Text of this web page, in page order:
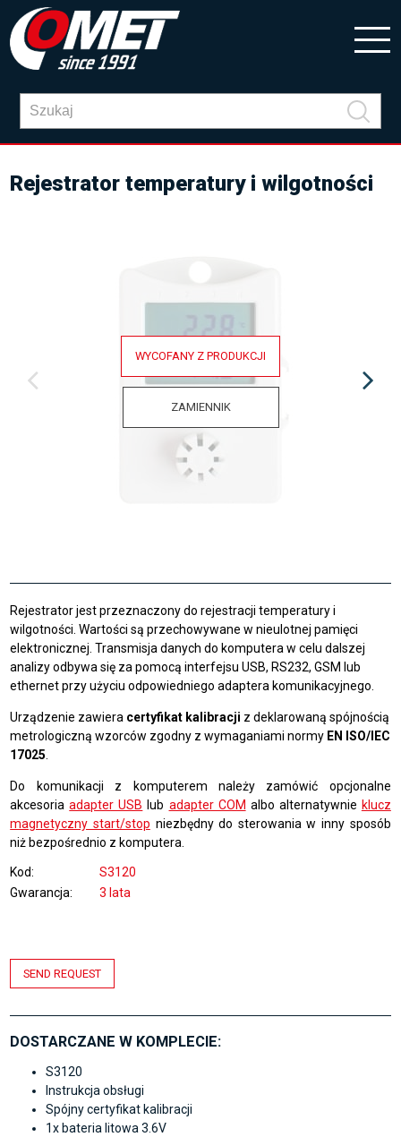
Rejestrator temperatury i wilgotności
WYCOFANY Z PRODUKCJI
ZAMIENNIK
Rejestrator jest przeznaczony do rejestracji temperatury i
wilgotności. Wartości są przechowywane w nieulotnej pamięci
elektronicznej. Transmisja danych do komputera w celu dalszej
analizy odbywa się za pomocą interfejsu USB, RS232, GSM lub
ethernet przy użyciu odpowiedniego adaptera komunikacyjnego.
Urządzenie zawiera certyfikat kalibracji z deklarowaną spójnością
metrologiczną wzorców zgodny z wymaganiami normy EN ISO/IEC
17025
Do komunikacji z komputerem należy zamówić opcjonalne
akcesoriaadapter USB lub adapter COM albo alternatywnie klucz
magnetyczny start/stop niezbędny do sterowania w inny sposób
niż bezpośrednio z komputera.
Kod
S3120
Gwarancja
3 lata
SEND REQUEST
DOSTARCZANE W KOMPLECIE:
S3120
Instrukcja obsługi
Spójny certyfikat kalibracji
1x bateria litowa 3.6V